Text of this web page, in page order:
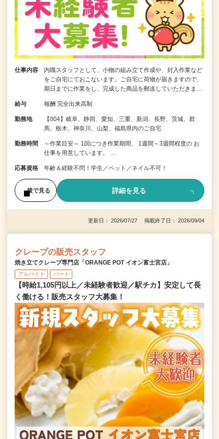
仕事内容
内職スタッフとして、小物の組み立て作成や、封入作業など
をご自宅にておこないます。ご自宅に荷物が届きますので、
期日までに作業をし、完成した商品を郵送していただきま…
給与 報酬 完全出来高制
勤務地
【004】岐阜、静岡、愛知、三重、新潟、長野、茨城、群
馬、栃木、神奈川、山梨、福島県内のご自宅
勤務時間
～作業目安～ 1回につき作業期間、 1週間～3週間程度の お
仕事を用意しています。 …
応募資格 年齢＆経験不問！学生／ペット／ネイル不可！
後で見る 詳細を見る
更新日： 2026/07/27 掲載終了日： 2026/09/04
クレープの販売スタッフ
焼き立てクレープ専門店「ORANGE POT イオン富士宮店」
アルバイト パート
【時給1,105円以上／未経験者歓迎／駅チカ】安定して長
く働ける！販売スタッフ大募集！